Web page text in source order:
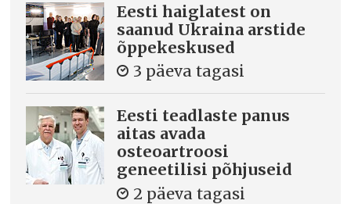
Eesti haiglatest on
saanud Ukraina arstide
õppekeskused
3 päeva tagasi
Eesti teadlaste panus
aitas avada
osteoartroosi
geneetilisi põhjuseid
2 päeva tagasi